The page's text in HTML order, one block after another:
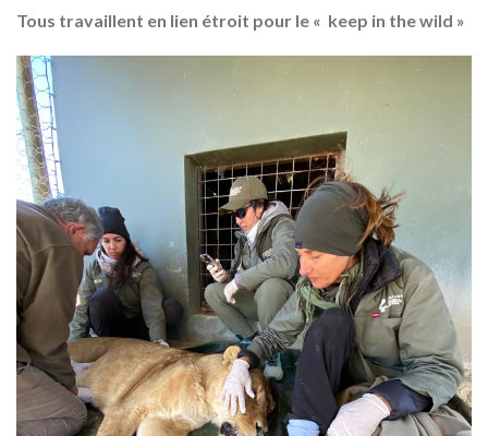
Tous travaillent en lien étroit pour le « keep in the wild »